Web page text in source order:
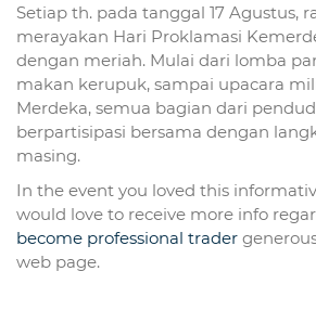
Setiap th. pada tanggal 17 Agustus,
merayakan Hari Proklamasi
dengan meriah. Mulai dari lomba
makan kerupuk, sampai upacara
Merdeka, semua bagian dari
berpartisipasi bersama dengan
masing.
In the event you loved this
would love to receive more info
become professional trader
web page.